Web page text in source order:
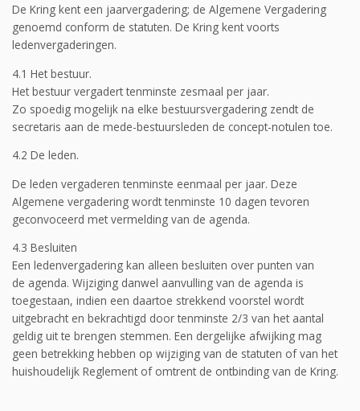
De Kring kent een jaarvergadering; de Algemene Vergadering
genoemd conform de statuten. De Kring kent voorts
ledenvergaderingen.
4.1 Het bestuur.
Het bestuur vergadert tenminste zesmaal per jaar.
Zo spoedig mogelijk na elke bestuursvergadering zendt de
secretaris aan de mede-bestuursleden de concept-notulen toe.
4.2 De leden.
De leden vergaderen tenminste eenmaal per jaar. Deze
Algemene vergadering wordt tenminste 10 dagen tevoren
geconvoceerd met vermelding van de agenda.
4.3 Besluiten
Een ledenvergadering kan alleen besluiten over punten van
de agenda. Wijziging danwel aanvulling van de agenda is
toegestaan, indien een daartoe strekkend voorstel wordt
uitgebracht en bekrachtigd door tenminste 2/3 van het aantal
geldig uit te brengen stemmen. Een dergelijke afwijking mag
geen betrekking hebben op wijziging van de statuten of van het
huishoudelijk Reglement of omtrent de ontbinding van de Kring.